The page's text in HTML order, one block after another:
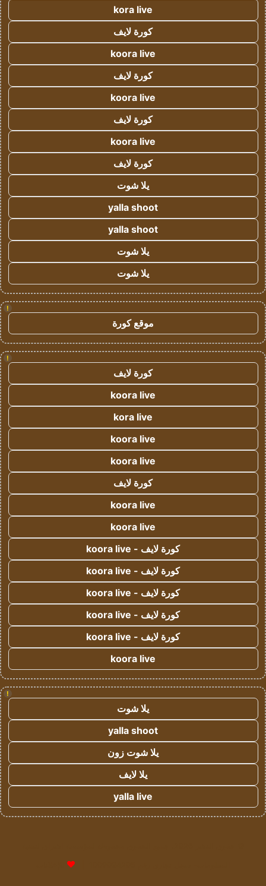
kora live
كورة لايف
koora live
كورة لايف
koora live
كورة لايف
koora live
كورة لايف
يلا شوت
yalla shoot
yalla shoot
يلا شوت
يلا شوت
!
موقع كورة
!
كورة لايف
koora live
kora live
koora live
koora live
كورة لايف
koora live
koora live
كورة لايف - koora live
كورة لايف - koora live
كورة لايف - koora live
كورة لايف - koora live
كورة لايف - koora live
koora live
!
يلا شوت
yalla shoot
يلا شوت زون
يلا لايف
yalla live